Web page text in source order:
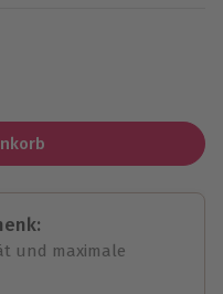
und maximale